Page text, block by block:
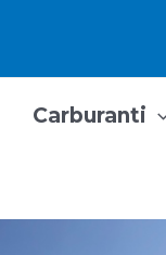
Carburanti